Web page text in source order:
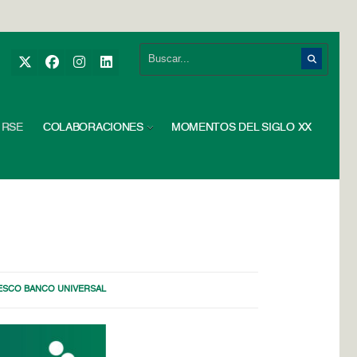
RSE COLABORACIONES MOMENTOS DEL SIGLO XX
BANCO UNIVERSAL